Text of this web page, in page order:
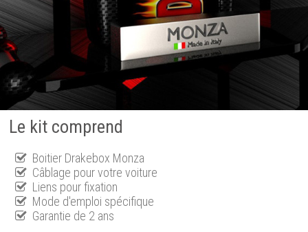
Le kit comprend
Boitier Drakebox Monza
Câblage pour votre voiture
Liens pour fixation
Mode d'emploi spécifique
Garantie de 2 ans